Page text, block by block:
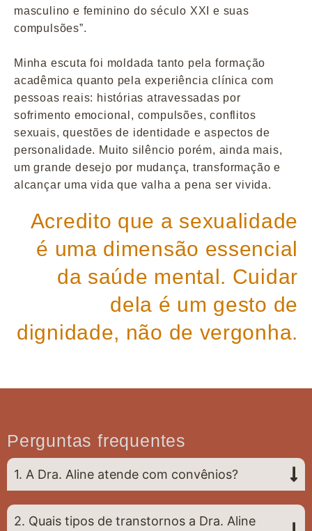
masculino e feminino do século XXI e suas
compulsões”.
Minha escuta foi moldada tanto pela formação
acadêmica quanto pela experiência clínica com
pessoas reais: histórias atravessadas por
sofrimento emocional, compulsões, conflitos
sexuais, questões de identidade e aspectos de
personalidade. Muito silêncio porém, ainda mais,
um grande desejo por mudança, transformação e
alcançar uma vida que valha a pena ser vivida.
Acredito que a sexualidade
é uma dimensão essencial
da saúde mental. Cuidar
dela é um gesto de
dignidade, não de vergonha.
Perguntas frequentes
1. A Dra. Aline atende com convênios?
2. Quais tipos de transtornos a Dra. Aline